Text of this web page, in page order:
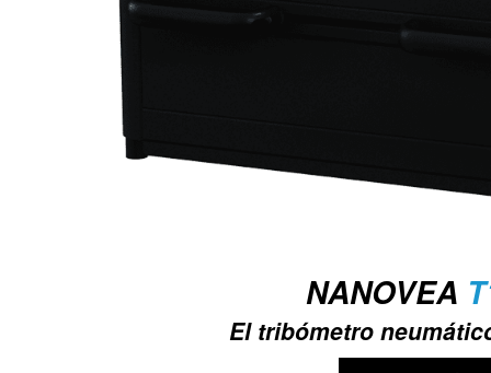
NANOVEA
El tribómetro